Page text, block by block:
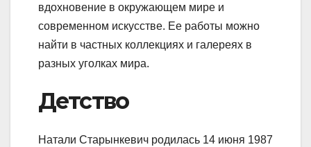
вдохновение в окружающем мире и
современном искусстве. Ее работы можно
найти в частных коллекциях и галереях в
разных уголках мира.
Детство
Натали Старынкевич родилась 14 июня 1987